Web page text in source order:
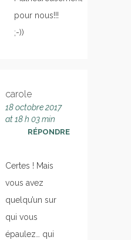
pour nous!!!
;-))
carole
18 octobre 2017
at 18 h 03 min
RÉPONDRE
Certes ! Mais
vous avez
quelqu’un sur
qui vous
épaulez… qui